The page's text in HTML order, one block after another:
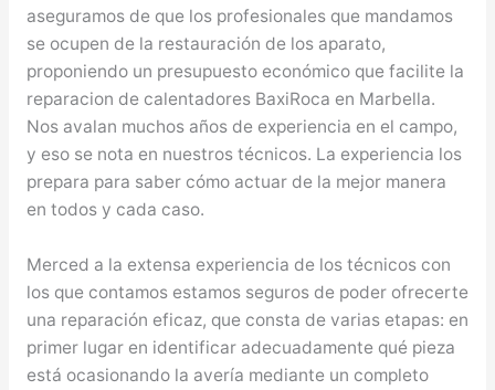
aseguramos de que los profesionales que mandamos
se ocupen de la restauración de los aparato,
proponiendo un presupuesto económico que facilite la
reparacion de calentadores BaxiRoca en Marbella.
Nos avalan muchos años de experiencia en el campo,
y eso se nota en nuestros técnicos. La experiencia los
prepara para saber cómo actuar de la mejor manera
en todos y cada caso.
Merced a la extensa experiencia de los técnicos con
los que contamos estamos seguros de poder ofrecerte
una reparación eficaz, que consta de varias etapas: en
primer lugar en identificar adecuadamente qué pieza
está ocasionando la avería mediante un completo